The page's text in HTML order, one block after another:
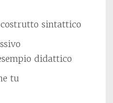
sintattico
didattico
tu